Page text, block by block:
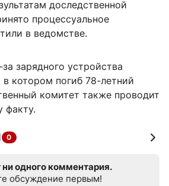
доследственной
процессуальное
в ведомстве.
зарядного устройства
котором погиб 78-летний
комитет также проводит
факту.
0
ни одного комментария.
обсуждение первым!